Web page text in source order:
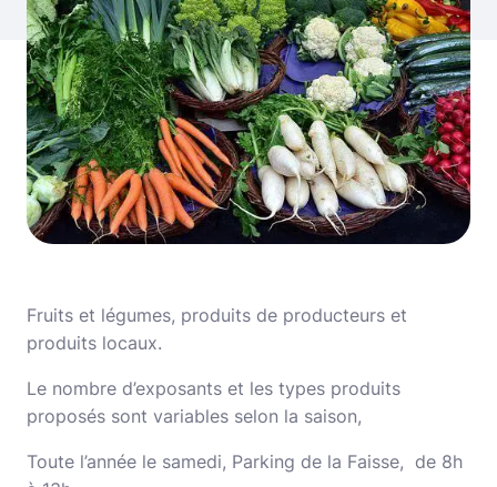
Fruits et légumes, produits de producteurs et
produits locaux.
Le nombre d’exposants et les types produits
proposés sont variables selon la saison,
Toute l’année le samedi, Parking de la Faisse, de 8h